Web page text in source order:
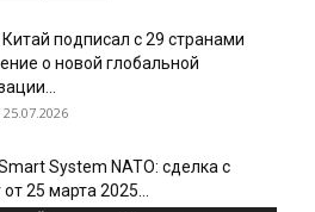
Китай подписал с 29 странами
о новой глобальной
25.07.2026
System NATO: сделка с
от 25 марта 2025...